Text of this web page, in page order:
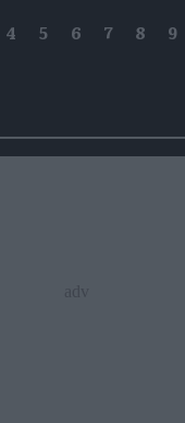
4 5 6 7 8 9